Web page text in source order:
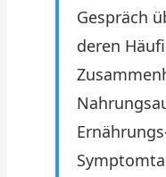
Gespräch
deren